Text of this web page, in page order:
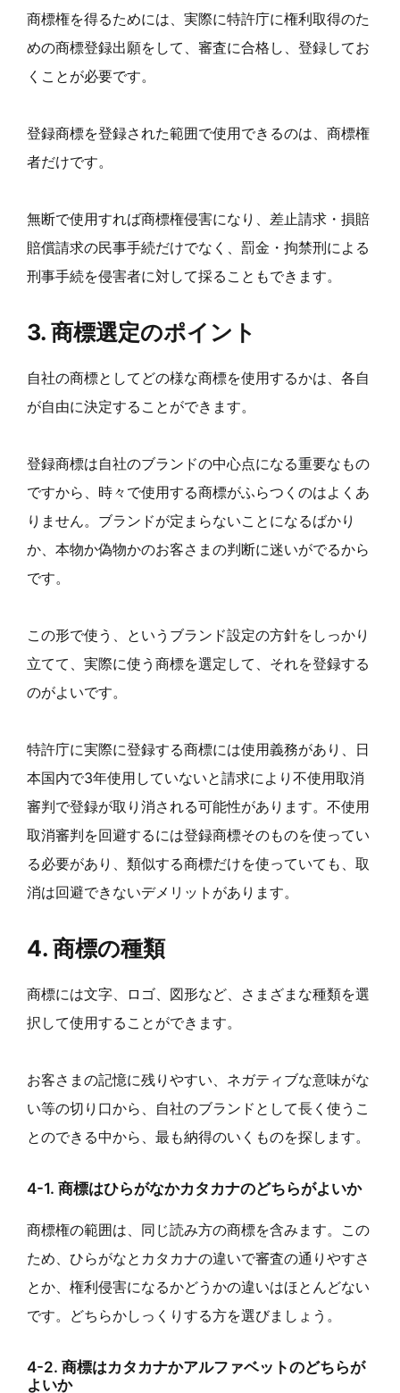
商標権を得るためには、実際に特許庁に権利取得のた
めの商標登録出願をして、審査に合格し、登録してお
くことが必要です。
登録商標を登録された範囲で使用できるのは、商標権
者だけです。
無断で使用すれば商標権侵害になり、差止請求・損賠
賠償請求の民事手続だけでなく、罰金・拘禁刑による
刑事手続を侵害者に対して採ることもできます。
3. 商標選定のポイント
自社の商標としてどの様な商標を使用するかは、各自
が自由に決定することができます。
登録商標は自社のブランドの中心点になる重要なもの
ですから、時々で使用する商標がふらつくのはよくあ
りません。ブランドが定まらないことになるばかり
か、本物か偽物かのお客さまの判断に迷いがでるから
です。
この形で使う、というブランド設定の方針をしっかり
立てて、実際に使う商標を選定して、それを登録する
のがよいです。
特許庁に実際に登録する商標には使用義務があり、日
本国内で3年使用していないと請求により不使用取消
審判で登録が取り消される可能性があります。不使用
取消審判を回避するには登録商標そのものを使ってい
る必要があり、類似する商標だけを使っていても、取
消は回避できないデメリットがあります。
4. 商標の種類
商標には文字、ロゴ、図形など、さまざまな種類を選
択して使用することができます。
お客さまの記憶に残りやすい、ネガティブな意味がな
い等の切り口から、自社のブランドとして長く使うこ
とのできる中から、最も納得のいくものを探します。
4-1. 商標はひらがなかカタカナのどちらがよいか
商標権の範囲は、同じ読み方の商標を含みます。この
ため、ひらがなとカタカナの違いで審査の通りやすさ
とか、権利侵害になるかどうかの違いはほとんどない
です。どちらかしっくりする方を選びましょう。
4-2. 商標はカタカナかアルファベットのどちらが
よいか